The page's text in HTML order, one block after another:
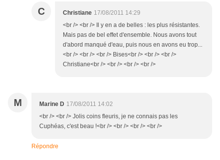
C Christiane 17/08/2011 14:29
<br /> <br /> Il y en a de belles : les plus résistantes.
Mais pas de bel effet d'ensemble. Nous avons tout
d'abord manqué d'eau, puis nous en avons eu trop...
<br /> <br /> <br /> Bises<br /> <br /> <br />
Christiane<br /> <br /> <br /> <br />
M Marine D 17/08/2011 14:02
<br /> <br /> Jolis coins fleuris, je ne connais pas les
Cuphéas, c'est beau !<br /> <br /> <br /> <br />
Répondre